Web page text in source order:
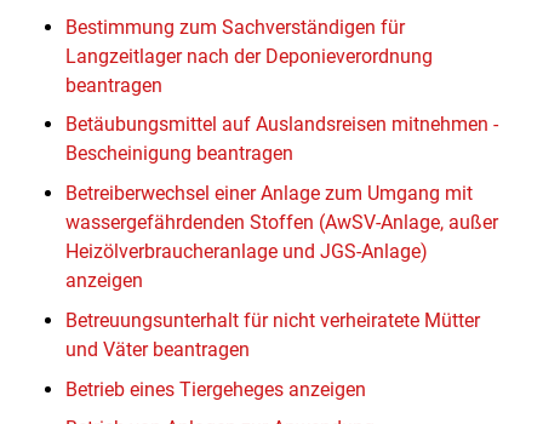
Bestimmung zum Sachverständigen für
Langzeitlager nach der Deponieverordnung
beantragen
Betäubungsmittel auf Auslandsreisen mitnehmen -
Bescheinigung beantragen
Betreiberwechsel einer Anlage zum Umgang mit
wassergefährdenden Stoffen (AwSV-Anlage, außer
Heizölverbraucheranlage und JGS-Anlage)
anzeigen
Betreuungsunterhalt für nicht verheiratete Mütter
und Väter beantragen
Betrieb eines Tiergeheges anzeigen